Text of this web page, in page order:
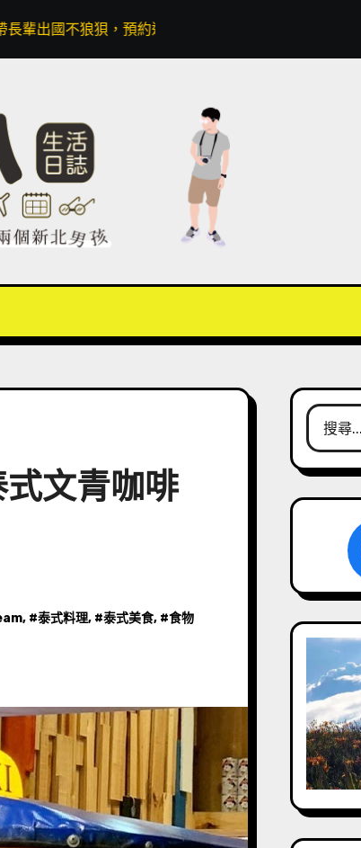
格無隱藏費用，同場加映 Apple Wallet ICOCA 教學
式文青咖啡
, #泰式料理, #泰式美食, #食物
搜
尋
關